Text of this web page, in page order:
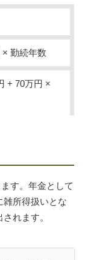
勤続年数
+ 70万円 ×
す。年金として
雑所得扱いとな
れます。